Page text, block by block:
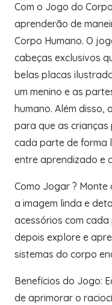
Com o Jogo do
aprenderão de
Corpo Humano. O
cabeças exclusivos
belas placas
um menino e as
humano. Além disso,
para que as
cada parte de forma
entre aprendizado e
Como Jogar ?
a imagem linda e
acessórios com
depois explore e
sistemas do corpo
Benefícios do Jogo:
de aprimorar o